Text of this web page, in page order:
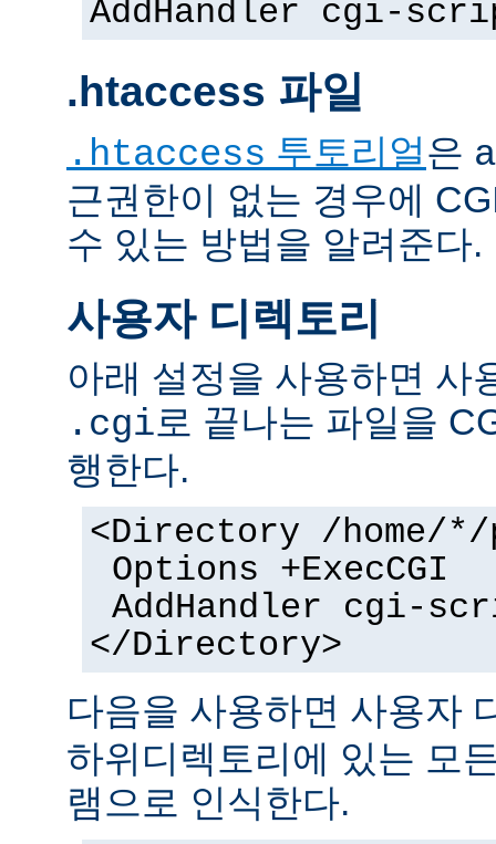
AddHandler cgi-
.htaccess 파일
.htaccess 투토리얼은
근권한이 없는 경우에
수 있는 방법을 알려준다.
사용자 디렉토리
아래 설정을 사용하면 사
.cgi로 끝나는 파일을
행한다.
<Directory /home/
Options +ExecCGI
AddHandler cgi-
</Directory>
다음을 사용하면 사용자
하위디렉토리에 있는 모
램으로 인식한다.